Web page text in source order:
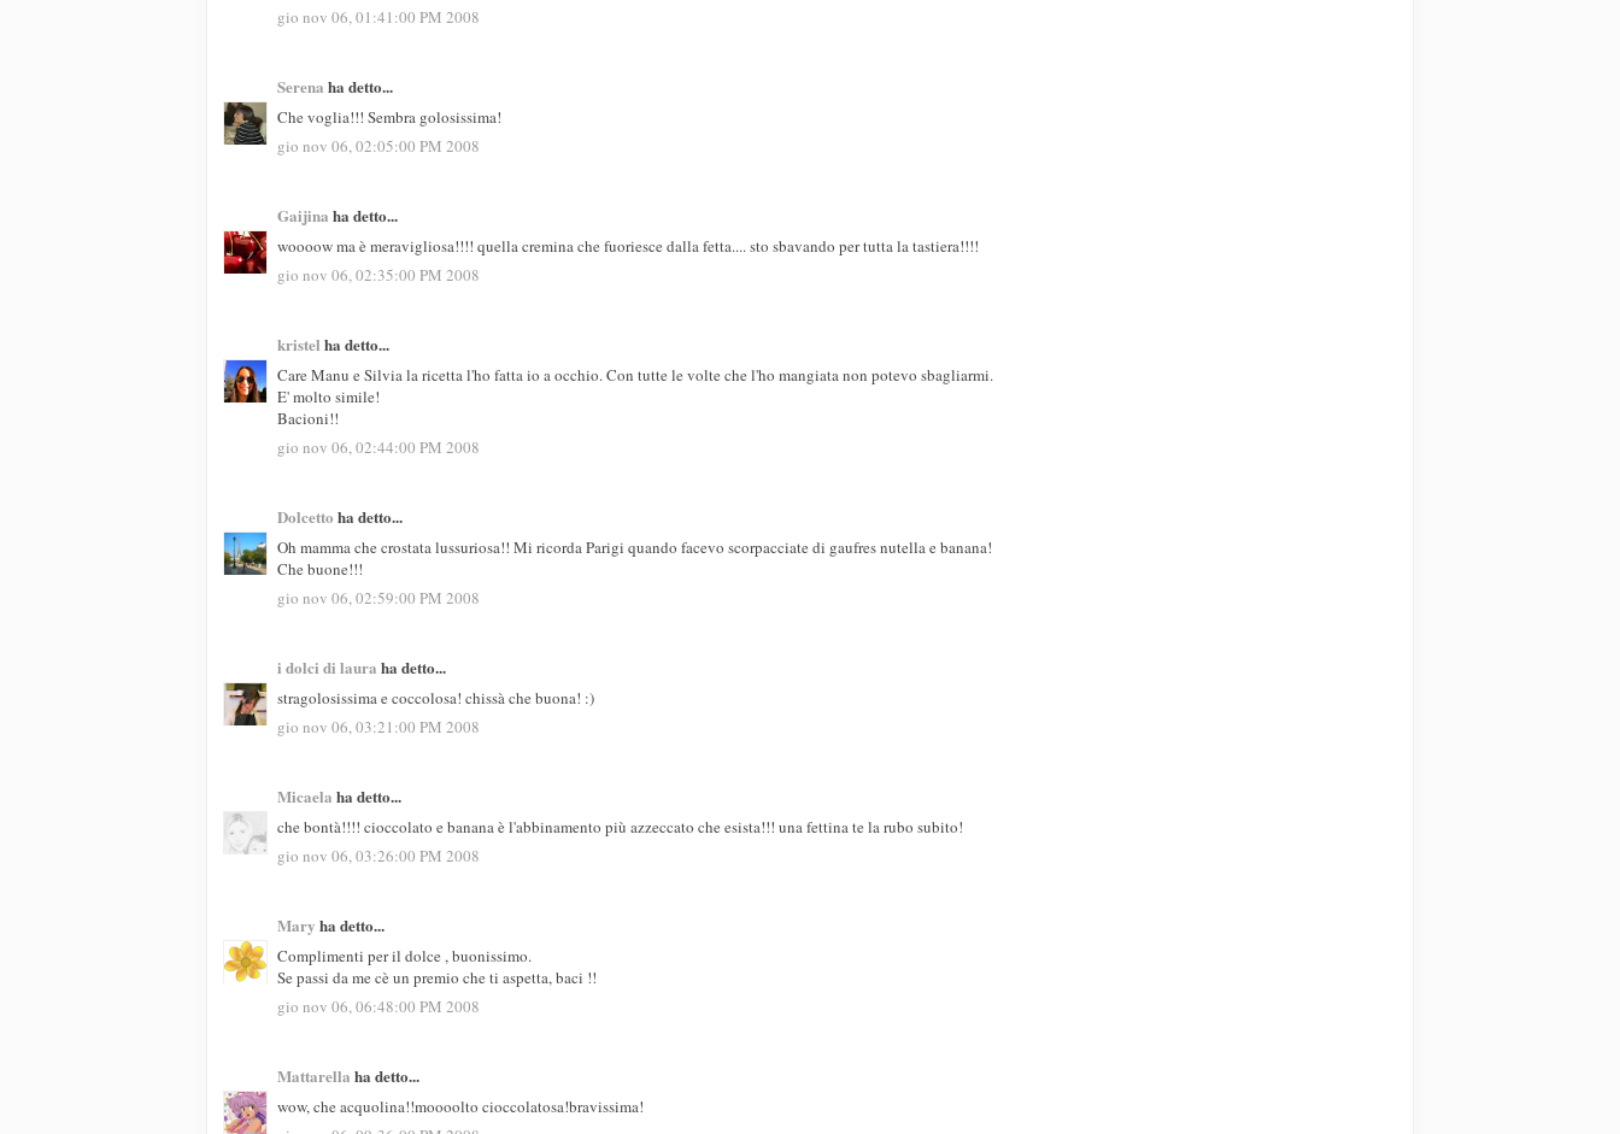
gio nov 06, 01:41:00 PM 2008
Serena ha detto...
Che voglia!!! Sembra golosissima!
gio nov 06, 02:05:00 PM 2008
Gaijina ha detto...
woooow ma è meravigliosa!!!! quella cremina che fuoriesce dalla fetta.... sto sbavando per tutta la tastiera!!!!
gio nov 06, 02:35:00 PM 2008
kristel ha detto...
Care Manu e Silvia la ricetta l'ho fatta io a occhio. Con tutte le volte che l'ho mangiata non potevo sbagliarmi.
E' molto simile!
Bacioni!!
gio nov 06, 02:44:00 PM 2008
Dolcetto ha detto...
Oh mamma che crostata lussuriosa!! Mi ricorda Parigi quando facevo scorpacciate di gaufres nutella e banana!
Che buone!!!
gio nov 06, 02:59:00 PM 2008
i dolci di laura ha detto...
stragolosissima e coccolosa! chissà che buona! :)
gio nov 06, 03:21:00 PM 2008
Micaela ha detto...
che bontà!!!! cioccolato e banana è l'abbinamento più azzeccato che esista!!! una fettina te la rubo subito!
gio nov 06, 03:26:00 PM 2008
Mary ha detto...
Complimenti per il dolce , buonissimo.
Se passi da me cè un premio che ti aspetta, baci !!
gio nov 06, 06:48:00 PM 2008
Mattarella ha detto...
wow, che acquolina!!moooolto cioccolatosa!bravissima!